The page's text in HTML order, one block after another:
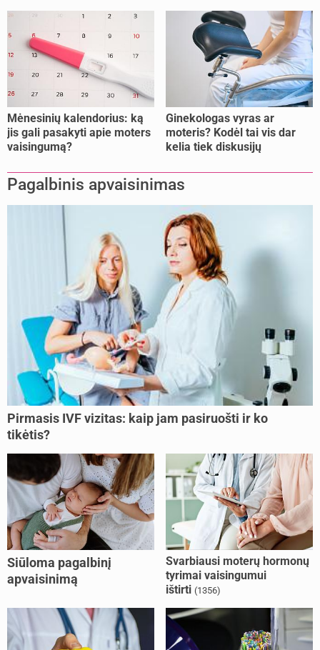
nujunkyti?
Mėnesinių kalendorius: ką
jis gali pasakyti apie moters
vaisingumą?
Ginekologas vyras ar
moteris? Kodėl tai vis dar
kelia tiek diskusijų
Pagalbinis apvaisinimas
Pirmasis IVF vizitas: kaip jam pasiruošti ir ko
tikėtis?
Siūloma pagalbinį
apvaisinimą
nesusituokusiems, ir
vienišoms moterims
(10)
Svarbiausi moterų hormonų
tyrimai vaisingumui
ištirti (1356)